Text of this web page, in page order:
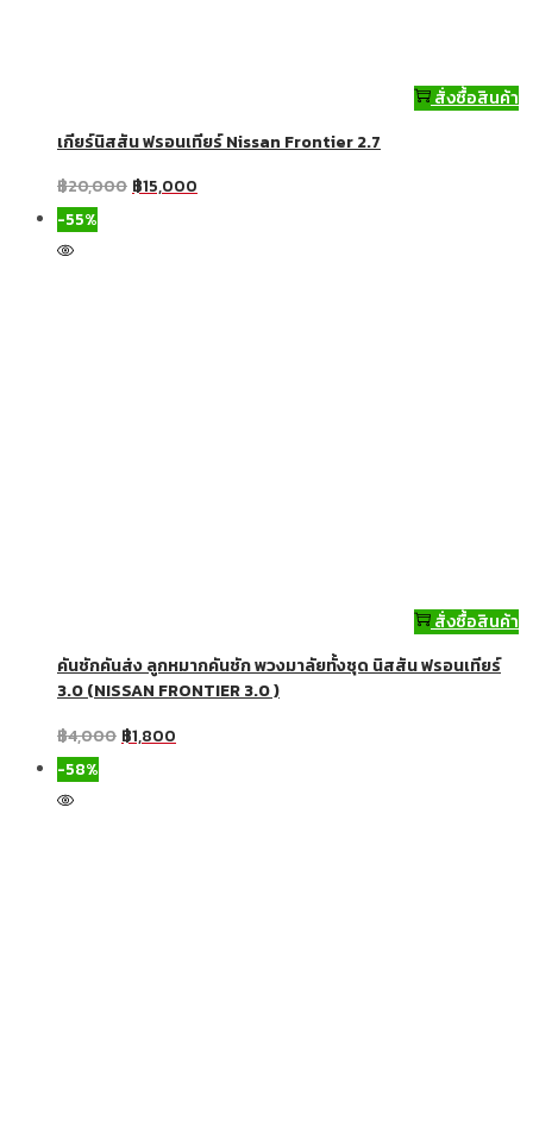
สั่งซื้อสินค้า
เกียร์นิสสัน ฟรอนเทียร์ Nissan Frontier 2.7
฿20,000฿15,000
-55%
สั่งซื้อสินค้า
คันชักคันส่ง ลูกหมากคันชัก พวงมาลัยทั้งชุด นิสสัน ฟรอนเทียร์
3.0 (NISSAN FRONTIER 3.0 )
฿4,000 ฿1,800
-58%